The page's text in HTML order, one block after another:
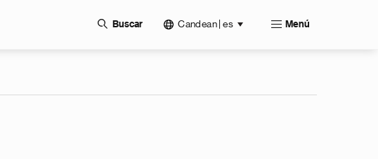
Buscar Candean | es Menú